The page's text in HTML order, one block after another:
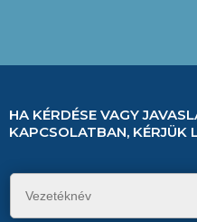
HA KÉRDÉSE VAGY
KAPCSOLATBAN, KÉRJÜK